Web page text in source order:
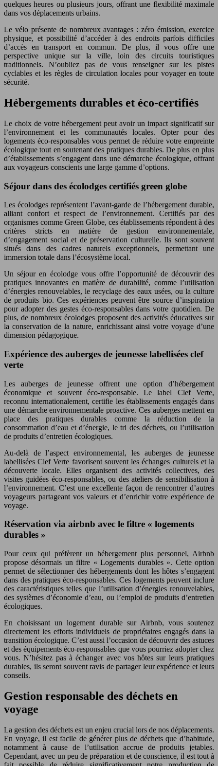
quelques heures ou plusieurs jours, offrant une flexibilité maximale
dans vos déplacements urbains.
Le vélo présente de nombreux avantages : zéro émission, exercice
physique, et possibilité d’accéder à des endroits parfois difficiles
d’accès en transport en commun. De plus, il vous offre une
perspective unique sur la ville, loin des circuits touristiques
traditionnels. N’oubliez pas de vous renseigner sur les pistes
cyclables et les règles de circulation locales pour voyager en toute
sécurité.
Hébergements durables et éco-certifiés
Le choix de votre hébergement peut avoir un impact significatif sur
l’environnement et les communautés locales. Opter pour des
logements éco-responsables vous permet de réduire votre empreinte
écologique tout en soutenant des pratiques durables. De plus en plus
d’établissements s’engagent dans une démarche écologique, offrant
aux voyageurs conscients une large gamme d’options.
Séjour dans des écolodges certifiés green globe
Les écolodges représentent l’avant-garde de l’hébergement durable,
alliant confort et respect de l’environnement. Certifiés par des
organismes comme Green Globe, ces établissements répondent à des
critères stricts en matière de gestion environnementale,
d’engagement social et de préservation culturelle. Ils sont souvent
situés dans des cadres naturels exceptionnels, permettant une
immersion totale dans l’écosystème local.
Un séjour en écolodge vous offre l’opportunité de découvrir des
pratiques innovantes en matière de durabilité, comme l’utilisation
d’énergies renouvelables, le recyclage des eaux usées, ou la culture
de produits bio. Ces expériences peuvent être source d’inspiration
pour adopter des gestes éco-responsables dans votre quotidien. De
plus, de nombreux écolodges proposent des activités éducatives sur
la conservation de la nature, enrichissant ainsi votre voyage d’une
dimension pédagogique.
Expérience des auberges de jeunesse labellisées clef
verte
Les auberges de jeunesse offrent une option d’hébergement
économique et souvent éco-responsable. Le label Clef Verte,
reconnu internationalement, certifie les établissements engagés dans
une démarche environnementale proactive. Ces auberges mettent en
place des pratiques durables comme la réduction de la
consommation d’eau et d’énergie, le tri des déchets, ou l’utilisation
de produits d’entretien écologiques.
Au-delà de l’aspect environnemental, les auberges de jeunesse
labellisées Clef Verte favorisent souvent les échanges culturels et la
découverte locale. Elles organisent des activités collectives, des
visites guidées éco-responsables, ou des ateliers de sensibilisation à
l’environnement. C’est une excellente façon de rencontrer d’autres
voyageurs partageant vos valeurs et d’enrichir votre expérience de
voyage.
Réservation via airbnb avec le filtre « logements
durables »
Pour ceux qui préfèrent un hébergement plus personnel, Airbnb
propose désormais un filtre « Logements durables ». Cette option
permet de sélectionner des hébergements dont les hôtes s’engagent
dans des pratiques éco-responsables. Ces logements peuvent inclure
des caractéristiques telles que l’utilisation d’énergies renouvelables,
des systèmes d’économie d’eau, ou l’emploi de produits d’entretien
écologiques.
En choisissant un logement durable sur Airbnb, vous soutenez
directement les efforts individuels de propriétaires engagés dans la
transition écologique. C’est aussi l’occasion de découvrir des astuces
et des équipements éco-responsables que vous pourriez adopter chez
vous. N’hésitez pas à échanger avec vos hôtes sur leurs pratiques
durables, ils seront souvent ravis de partager leur expérience et leurs
conseils.
Gestion responsable des déchets en
voyage
La gestion des déchets est un enjeu crucial lors de nos déplacements.
En voyage, il est facile de générer plus de déchets que d’habitude,
notamment à cause de l’utilisation accrue de produits jetables.
Cependant, avec un peu de préparation et de conscience, il est tout à